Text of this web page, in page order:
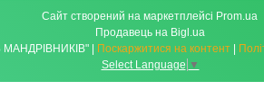
Сайт створений на маркетплейсі Prom.ua
Продавець на Bigl.ua
Магазин "КЛУБ МАНДРІВНИКІВ" | Поскаржитися на контент |
Select Language ▼